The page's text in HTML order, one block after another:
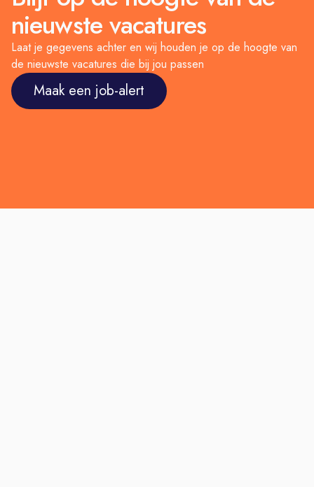
nieuwste vacatures
Laat je gegevens achter en wij houden je op de hoogte van
de nieuwste vacatures die bij jou passen
Maak een job-alert